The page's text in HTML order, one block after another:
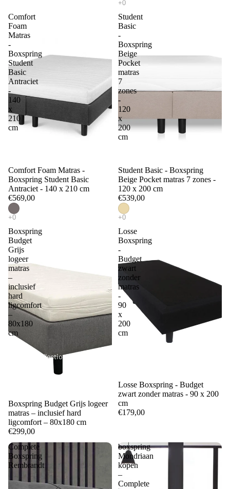
Collections
Comfort
Foam
Matras
-
Boxspring
Student
Basic
Antraciet
-
140
x
210
cm
Comfort Foam Matras -
Boxspring Student Basic
Antraciet - 140 x 210 cm
€569,00
Student
Basic
-
Boxspring
Beige
Pocket
matras
7
zones
-
120
x
200
cm
Student Basic - Boxspring
Beige Pocket matras 7 zones -
120 x 200 cm
€539,00
Boxspring
Budget
Grijs
logeer
matras
–
inclusief
hard
ligcomfort
–
80x180
cm
Boxspring Budget Grijs logeer
matras – inclusief hard
ligcomfort – 80x180 cm
€299,00
Losse
Boxspring
-
Budget
zwart
zonder
matras
-
90
x
200
cm
Losse Boxspring - Budget
zwart zonder matras - 90 x 200
cm
€179,00
Complete
Boxspring
Rembrandt
boxspring
Mondriaan
kopen
–
Complete